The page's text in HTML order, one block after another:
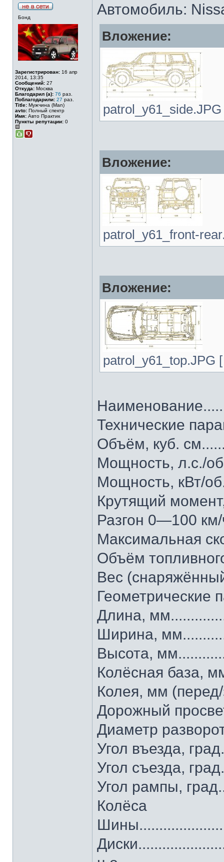
Бонд
Зарегистрирован: 16 апр
2014, 13:35
Сообщений: 27
Откуда: Москва
Благодарил (а): 76 раз.
Поблагодарили: 27 раз.
Title: Мужчина (Man)
avto: Полный спектр
Имя: Авто Практик
Пункты репутации: 0
Автомобиль:
Вложение:
Вложение:
patrol_y61_front-
Вложение:
patrol_y61_top.JPG
Технические
Объём, куб.
Мощность, л.с./
Мощность, кВт/
Крутящий
Разгон 0—100 км/
Максимальная
Объём
Вес
Геометрические
Длина,
Ширина,
Высота,
Колёсная база,
Колея, мм
Дорожный
Диаметр
Угол въезда,
Угол съезда,
Угол рампы,
Колёса